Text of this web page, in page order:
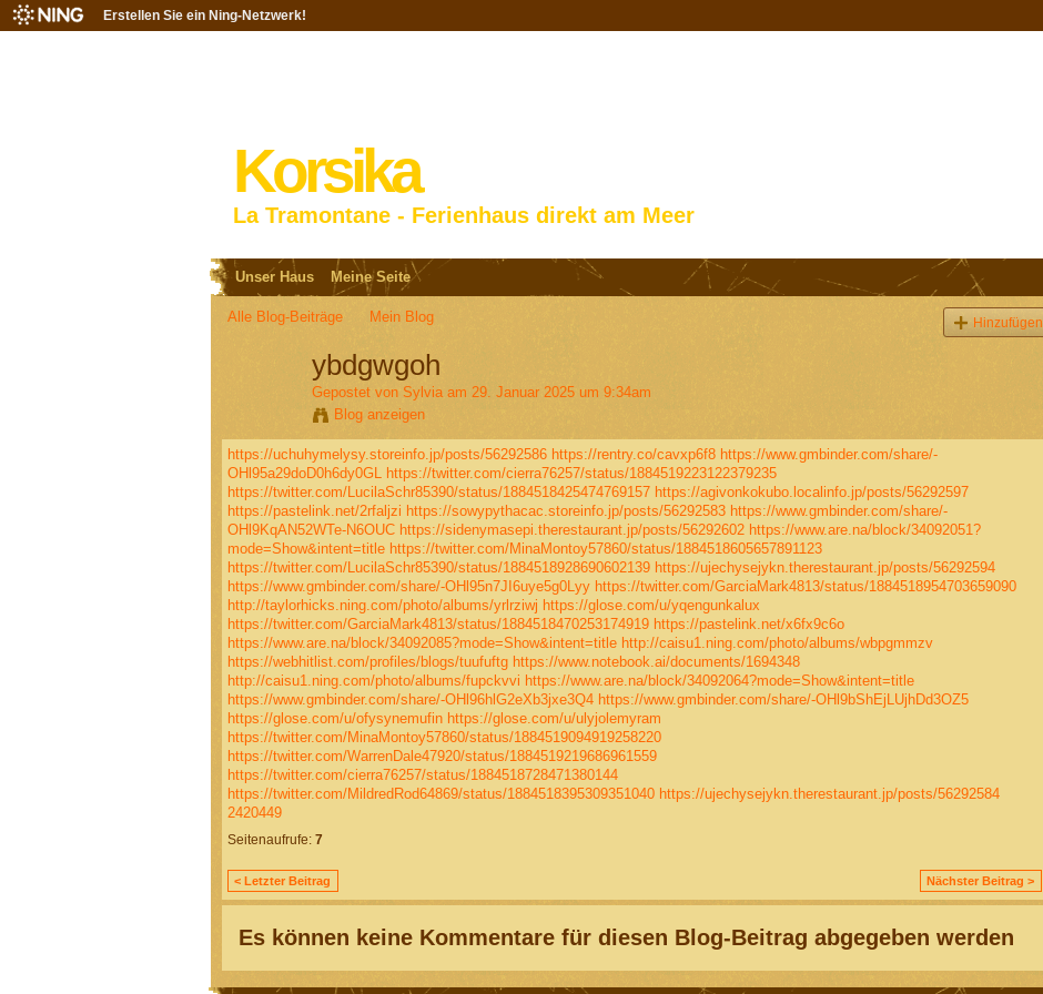
Erstellen Sie ein Ning-Netzwerk!
Korsika
La Tramontane - Ferienhaus direkt am Meer
Unser Haus Meine Seite
Alle Blog-Beiträge Mein Blog Hinzufügen
ybdgwgoh
Gepostet von Sylviaam 29. Januar 2025 um 9:34am
Blog anzeigen
https://uchuhymelysy.storeinfo.jp/posts/56292586 https://rentry.co/cavxp6f8 https://www.gmbinder.com/share/-
OHl95a29doD0h6dy0GL https://twitter.com/cierra76257/status/1884519223122379235
https://twitter.com/LucilaSchr85390/status/1884518425474769157 https://agivonkokubo.localinfo.jp/posts/56292597
https://pastelink.net/2rfaljzi https://sowypythacac.storeinfo.jp/posts/56292583 https://www.gmbinder.com/share/-
OHl9KqAN52WTe-N6OUC https://sidenymasepi.therestaurant.jp/posts/56292602 https://www.are.na/block/34092051?
mode=Show&intent=title https://twitter.com/MinaMontoy57860/status/1884518605657891123
https://twitter.com/LucilaSchr85390/status/1884518928690602139 https://ujechysejykn.therestaurant.jp/posts/56292594
https://www.gmbinder.com/share/-OHl95n7JI6uye5g0Lyy https://twitter.com/GarciaMark4813/status/1884518954703659090
http://taylorhicks.ning.com/photo/albums/yrlrziwj https://glose.com/u/yqengunkalux
https://twitter.com/GarciaMark4813/status/1884518470253174919 https://pastelink.net/x6fx9c6o
https://www.are.na/block/34092085?mode=Show&intent=title http://caisu1.ning.com/photo/albums/wbpgmmzv
https://webhitlist.com/profiles/blogs/tuufuftg https://www.notebook.ai/documents/1694348
http://caisu1.ning.com/photo/albums/fupckvvi https://www.are.na/block/34092064?mode=Show&intent=title
https://www.gmbinder.com/share/-OHl96hlG2eXb3jxe3Q4 https://www.gmbinder.com/share/-OHl9bShEjLUjhDd3OZ5
https://glose.com/u/ofysynemufin https://glose.com/u/ulyjolemyram
https://twitter.com/MinaMontoy57860/status/1884519094919258220
https://twitter.com/WarrenDale47920/status/1884519219686961559
https://twitter.com/cierra76257/status/1884518728471380144
https://twitter.com/MildredRod64869/status/1884518395309351040 https://ujechysejykn.therestaurant.jp/posts/56292584
2420449
Seitenaufrufe: 7
< Letzter Beitrag Nächster Beitrag >
Es können keine Kommentare für diesen Blog-Beitrag abgegeben werden